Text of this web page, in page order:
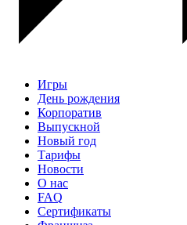
Игры
День рождения
Корпоратив
Выпускной
Новый год
Тарифы
Новости
О нас
FAQ
Сертификаты